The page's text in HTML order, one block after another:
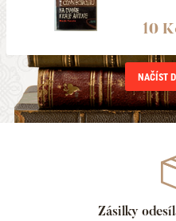
10
NAČÍST
Zásilky